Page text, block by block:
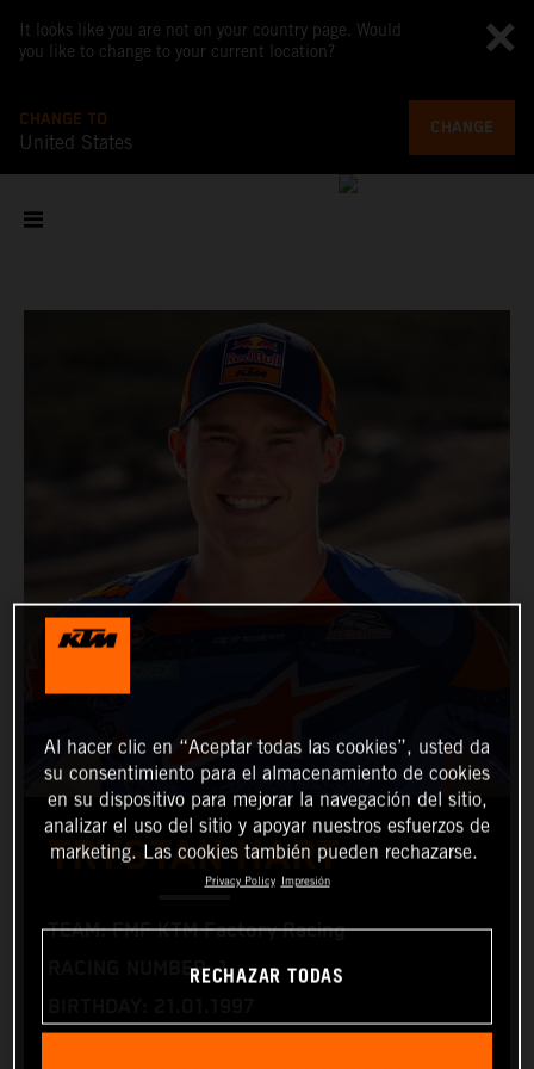
It looks like you are not on your country page. Would
you like to change to your current location?
CHANGE TO
United States
CHANGE
TRYSTAN HART
TEAM: FMF KTM Factory Racing
RACING NUMBER: 1
Al hacer clic en “Aceptar todas las cookies”, usted da
su consentimiento para el almacenamiento de cookies
en su dispositivo para mejorar la navegación del sitio,
analizar el uso del sitio y apoyar nuestros esfuerzos de
marketing. Las cookies también pueden rechazarse.
Privacy Policy Impresión
RECHAZAR TODAS